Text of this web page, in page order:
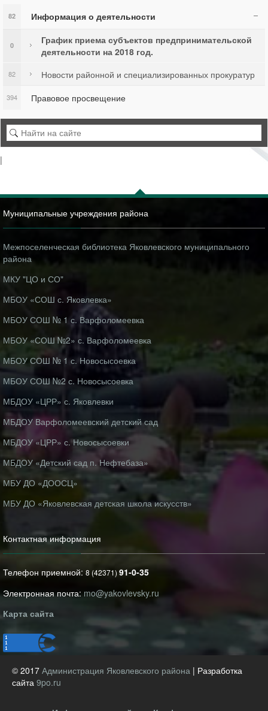
Информация о деятельности
82
График приема субъектов предпринимательской
деятельности на 2018 год.
0
Новости районной и специализированных прокуратур
82
Правовое просвещение
394
|
Муниципальные учреждения района
Межпоселенческая библиотека Яковлевского муниципального
района
МКУ "ЦО и СО"
МБОУ «СОШ с. Яковлевка»
МБОУ СОШ № 1 с. Варфоломеевка
МБОУ «СОШ №2» с. Варфоломеевка
МБОУ СОШ № 1 с. Новосысоевка
МБОУ СОШ №2 с. Новосысоевка
МБДОУ «ЦРР» с. Яковлевки
МБДОУ Варфоломеевский детский сад
МБДОУ «ЦРР» с. Новосысоевки
МБДОУ «Детский сад п. Нефтебаза»
МБУ ДО «ДООСЦ»
МБУ ДО «Яковлевская детская школа искусств»
Контактная информация
Телефон приемной: 8 (42371) 91-0-35
Электронная почта: mo@yakovlevsky.ru
Карта сайта
© 2017 Администрация Яковлевского района | Разработка
сайта 9po.ru